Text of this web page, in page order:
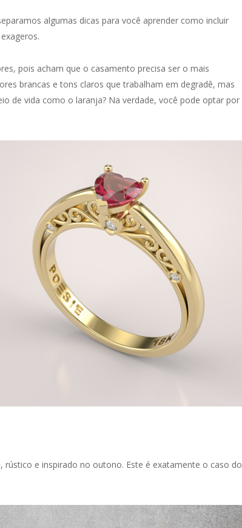
algumas dicas para você aprender como incluir
pois acham que o casamento precisa ser o mais
brancas e tons claros que trabalham em degradê, mas
de vida como o laranja? Na verdade, você pode optar por
e inspirado no outono. Este é exatamente o caso do